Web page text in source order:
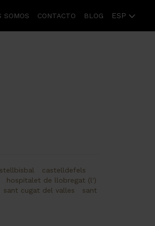
SOMOS CONTACTO BLOG ESP
castelldefels
hospitalet de llobregat (l')
sant cugat del valles
sant